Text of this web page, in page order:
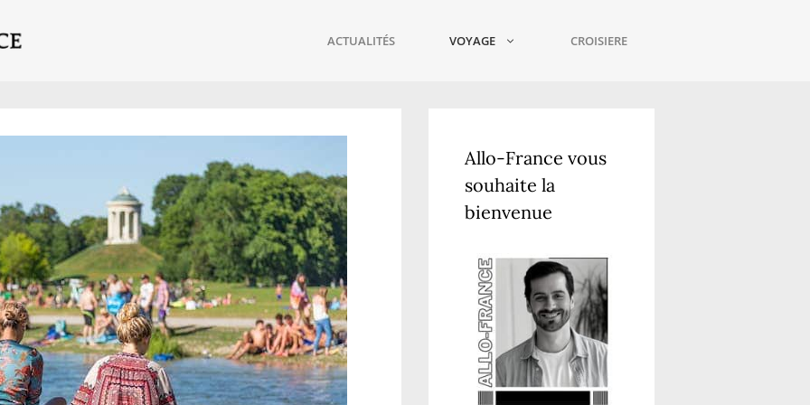
ACTUALITÉS VOYAGE CROISIERE
Allo-France vous
souhaite la
bienvenue